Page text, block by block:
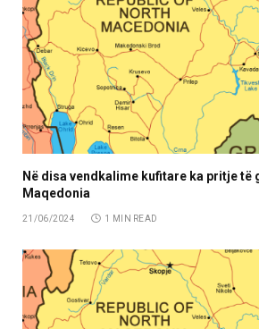
Në disa vendkalime kufitare ka pritje të
Maqedonia
21/06/2024 1 MIN READ